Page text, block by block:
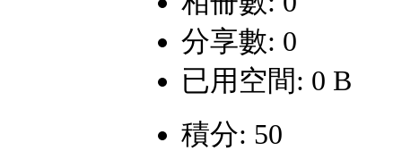
分享數: 0
已用空間: 0 B
積分: 50